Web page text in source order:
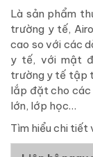
Là sản phẩm
trường y tế,
cao so với các
y tế, với mật
trường y tế tập
lắp đặt cho các
lớn, lớp học…
Tìm hiểu chi tiết